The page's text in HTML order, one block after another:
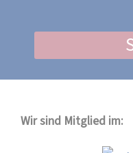
Wir sind Mitglied im: